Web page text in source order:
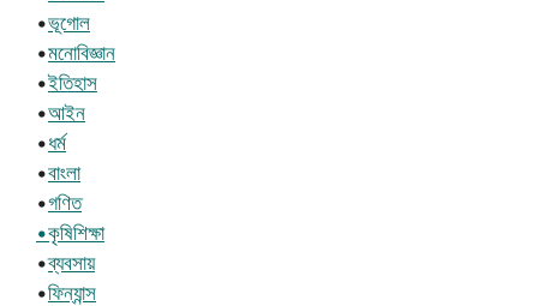
•ভূগোল
•মনোবিজ্ঞান
•ইতিহাস
•আইন
•ধর্ম
•বাংলা
•গণিত
•কৃষিশিক্ষা
•ব্যবসায়
•ফিন্যান্স